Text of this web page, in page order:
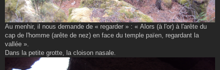
Au menhir, il nous demande de « regarder » : « Alors (à l'or) à l'arête du
cap de l'homme (arête de nez) en face du temple païen, regardant la
vallée ».
Dans la petite grotte, la cloison nasale.